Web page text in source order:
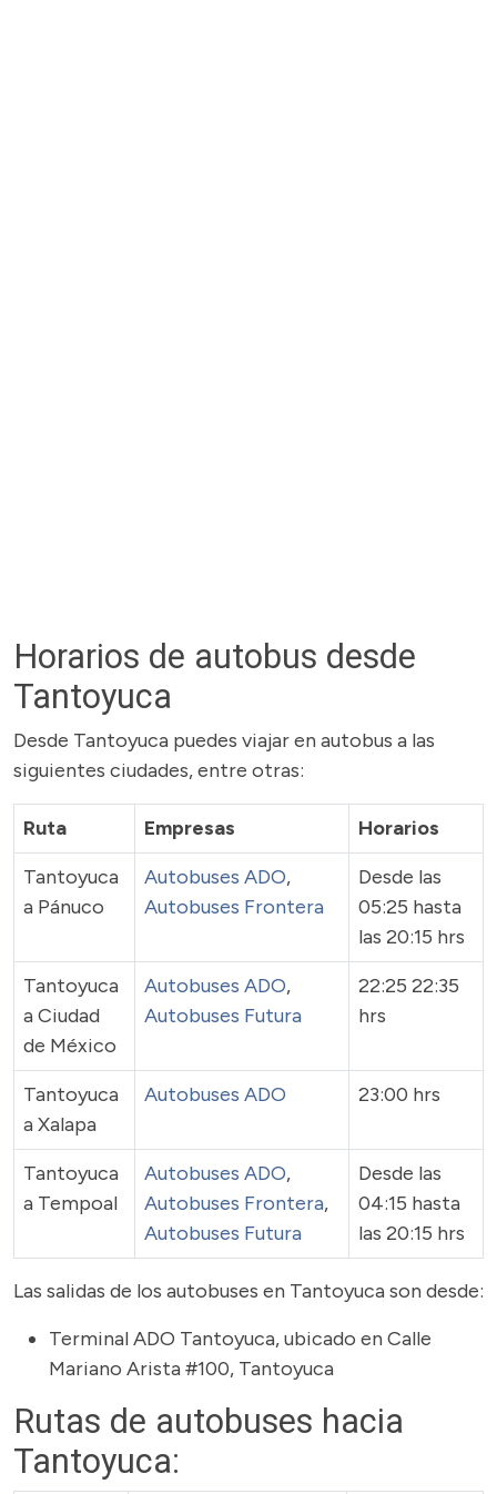
Horarios de autobus desde
Tantoyuca
Desde Tantoyuca puedes viajar en autobus a las
siguientes ciudades, entre otras:
Ruta Empresas
Horarios
Tantoyuca
a Pánuco
Autobuses ADO,
Autobuses Frontera
Desde las
05:25 hasta
las 20:15 hrs
Tantoyuca
a Ciudad
de México
Autobuses ADO,
Autobuses Futura
22:25 22:35
hrs
Tantoyuca
a Xalapa
Autobuses ADO 23:00 hrs
Tantoyuca
a Tempoal
Autobuses ADO,
Autobuses Frontera,
Autobuses Futura
Desde las
04:15 hasta
las 20:15 hrs
Las salidas de los autobuses en Tantoyuca son desde:
Terminal ADO Tantoyuca, ubicado en Calle
Mariano Arista #100, Tantoyuca
Rutas de autobuses hacia
Tantoyuca: